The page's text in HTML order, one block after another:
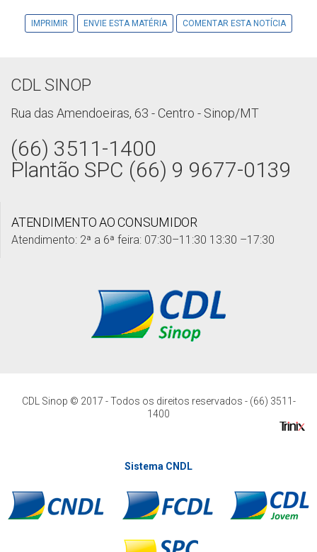
IMPRIMIR ENVIE ESTA MATÉRIA COMENTAR ESTA NOTÍCIA
CDL SINOP
Rua das Amendoeiras, 63 - Centro - Sinop/MT
(66) 3511-1400
Plantão SPC (66) 9 9677-0139
ATENDIMENTO AO CONSUMIDOR
Atendimento: 2ª a 6ª feira: 07:30–11:30 13:30 –17:30
CDL Sinop © 2017 - Todos os direitos reservados - (66) 3511-
1400
Sistema CNDL